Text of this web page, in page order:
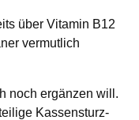
über Vitamin B12
vermutlich
noch ergänzen will.
Kassensturz-